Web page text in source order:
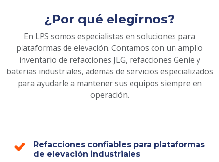
¿Por qué elegirnos?
En LPS somos especialistas en soluciones para
plataformas de elevación. Contamos con un amplio
inventario de refacciones JLG, refacciones Genie y
baterías industriales, además de servicios especializados
para ayudarle a mantener sus equipos siempre en
operación.
Refacciones confiables para plataformas
de elevación industriales